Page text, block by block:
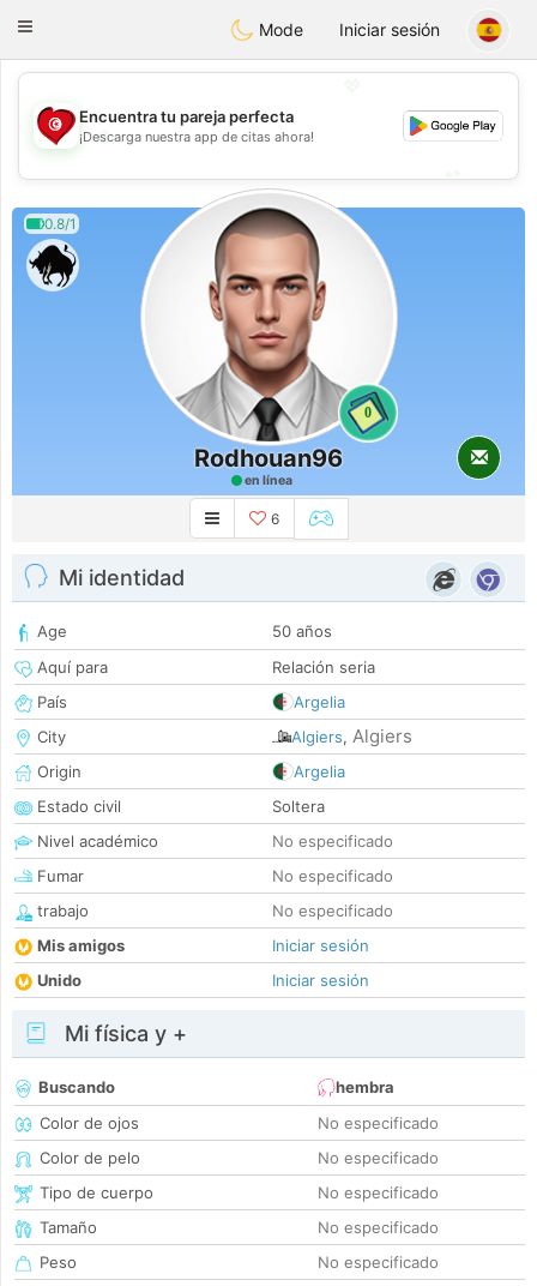
Tunisia Dating
Toggle
Mode Iniciar sesión
💖
💕
Encuentra tu pareja perfecta
¡Descarga nuestra app de citas ahora!
0.8/1
0
Rodhouan96
en línea
6
Mi identidad
Age
50 años
Aquí para
Relación seria
País
Argelia
City
Algiers, Algiers
Origin
Argelia
Estado civil
Soltera
Nivel académico
No especificado
Fumar
No especificado
trabajo
No especificado
Mis amigos
Iniciar sesión
Unido
Iniciar sesión
Mi física y +
Buscando
hembra
Color de ojos
No especificado
Color de pelo
No especificado
Tipo de cuerpo
No especificado
Tamaño
No especificado
Peso
No especificado